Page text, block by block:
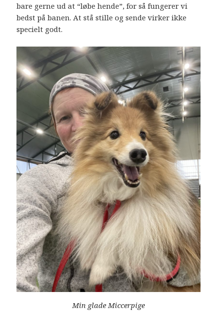
bare gerne ud at “løbe hende”, for så fungerer vi
bedst på banen. At stå stille og sende virker ikke
specielt godt.
Min glade Miccerpige